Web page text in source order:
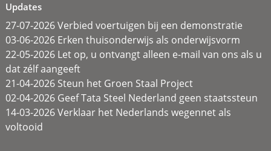
Updates
27-07-2026 Verbied voertuigen bij een demonstratie
03-06-2026 Erken thuisonderwijs als onderwijsvorm
22-05-2026 Let op, u ontvangt alleen e-mail van ons als u
dat zélf aangeeft
21-04-2026 Steun het Groen Staal Project
02-04-2026 Geef Tata Steel Nederland geen staatssteun
14-03-2026 Verklaar het Nederlands wegennet als
voltooid